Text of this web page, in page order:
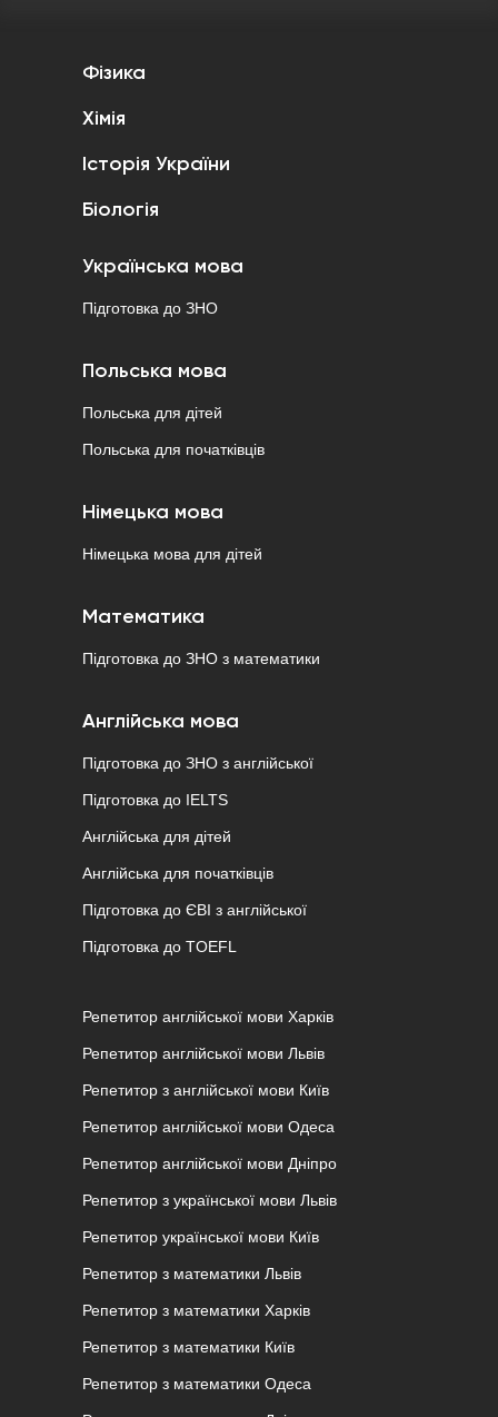
Фізика
Хімія
Історія України
Біологія
Українська мова
Підготовка до ЗНО
Польська мова
Польська для дітей
Польська для початківців
Німецька мова
Німецька мова для дітей
Математика
Підготовка до ЗНО з математики
Англійська мова
Підготовка до ЗНО з англійської
Підготовка до IELTS
Англійська для дітей
Англійська для початківців
Підготовка до ЄВІ з англійської
Підготовка до ТOEFL
Репетитор англійської мови Харків
Репетитор англійської мови Львів
Репетитор з англійської мови Київ
Репетитор англійської мови Одеса
Репетитор англійської мови Дніпро
Репетитор з української мови Львів
Репетитор української мови Київ
Репетитор з математики Львів
Репетитор з математики Харків
Репетитор з математики Київ
Репетитор з математики Одеса